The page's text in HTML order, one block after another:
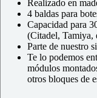
Realizado en
4 baldas para
Capacidad para
(Citadel, Tamiya,
Parte de nuestro
Te lo podemos
módulos
otros bloques de